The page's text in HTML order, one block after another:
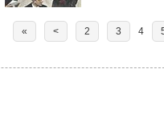
« < 2 3 4